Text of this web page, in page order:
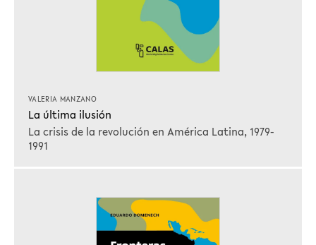
VALERIA MANZANO
La última ilusión
La crisis de la revolución en América Latina, 1979-
1991